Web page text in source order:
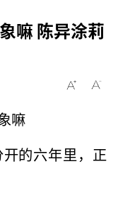
嘛 陈异涂莉
嘛
的六年里，正